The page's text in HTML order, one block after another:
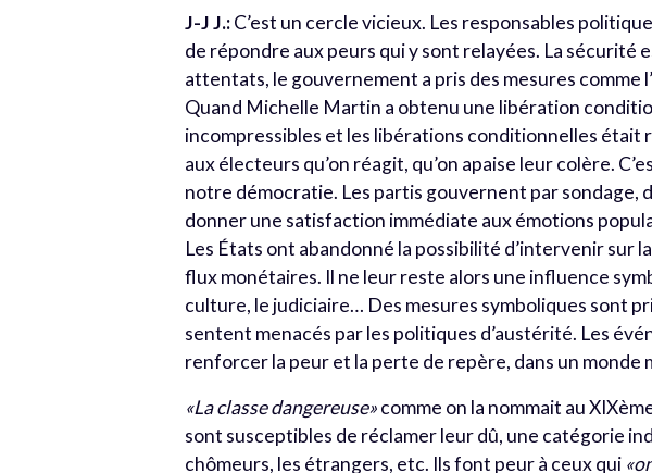
J-J J.:C’est un cercle vicieux. Les responsables
de répondre aux peurs qui y sont relayées. La sécurité
attentats, le gouvernement a pris des mesures comme
Quand Michelle Martin a obtenu une libération
incompressibles et les libérations conditionnelles était
aux électeurs qu’on réagit, qu’on apaise leur colère.
notre démocratie. Les partis gouvernent par sondage,
donner une satisfaction immédiate aux émotions
Les États ont abandonné la possibilité d’intervenir sur
flux monétaires. Il ne leur reste alors une influence
culture, le judiciaire… Des mesures symboliques sont
sentent menacés par les politiques d’austérité. Les
renforcer la peur et la perte de repère, dans un
«La classe dangereuse»comme on la nommait au
sont susceptibles de réclamer leur dû, une catégorie
chômeurs, les étrangers, etc. Ils font peur à ceux qui